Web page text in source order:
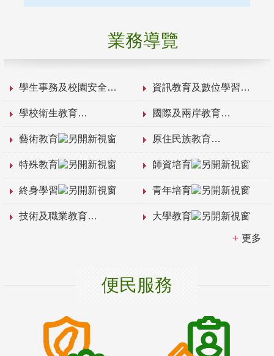
業務導覽
學生事務及校園安全 資訊教育及數位學習
學校衛生教育 國際及兩岸教育
藝術教育 原住民族教育
特殊教育 師資培育
終身學習 青年培育
技術及職業教育 大學教育
更多
便民服務